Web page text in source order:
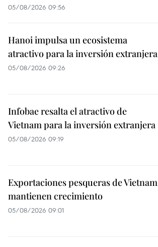
05/08/2026 09:56
Hanoi impulsa un ecosistema
atractivo para la inversión extranjera
05/08/2026 09:26
Infobae resalta el atractivo de
Vietnam para la inversión extranjera
05/08/2026 09:19
Exportaciones pesqueras de Vietnam
mantienen crecimiento
05/08/2026 09:01